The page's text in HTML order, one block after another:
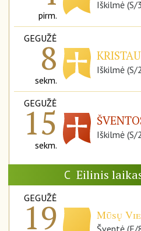
pirm.
Iškilmė (S/
GEGUŽĖ
8
sekm.
Iškilmė (S/
GEGUŽĖ
15
sekm.
Iškilmė (S/
C Eilinis
GEGUŽĖ
19 Mūsų
Šventė